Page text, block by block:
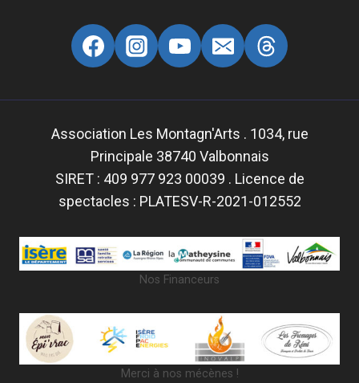
Association Les Montagn'Arts . 1034, rue
Principale 38740 Valbonnais
SIRET : 409 977 923 00039 . Licence de
spectacles : PLATESV-R-2021-012552
Nos Financeurs
Merci à nos mécènes !